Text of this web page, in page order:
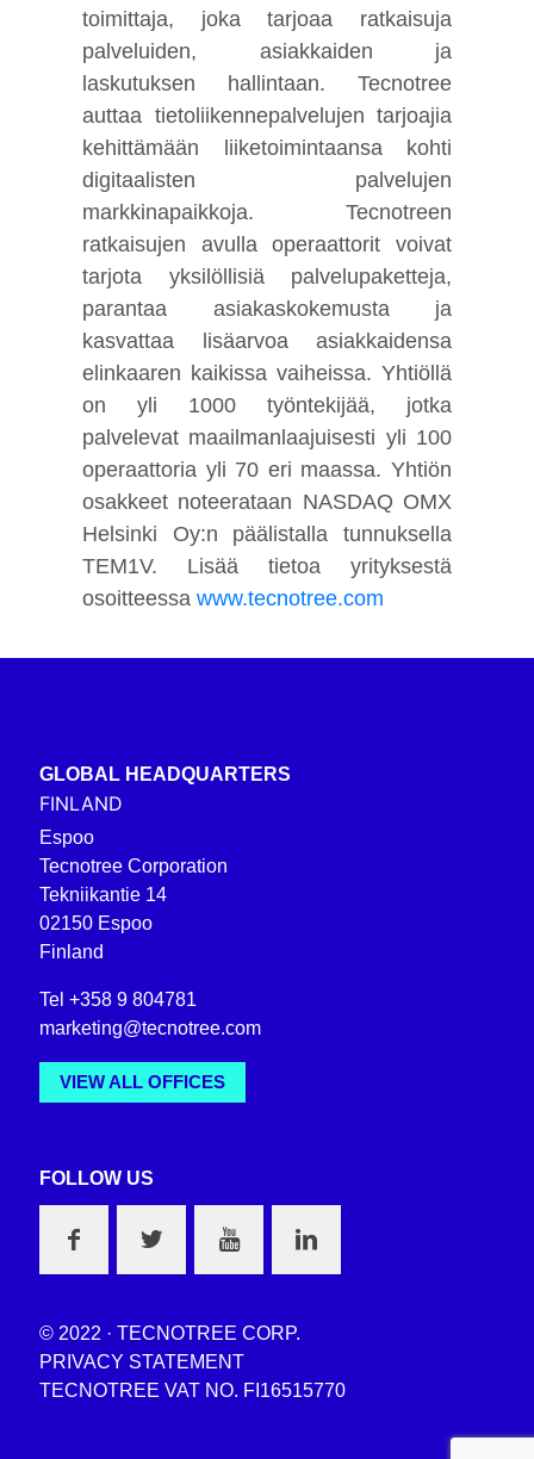
toimittaja, joka tarjoaa ratkaisuja
palveluiden, asiakkaiden ja
laskutuksen hallintaan. Tecnotree
auttaa tietoliikennepalvelujen tarjoajia
kehittämään liiketoimintaansa kohti
digitaalisten palvelujen
markkinapaikkoja. Tecnotreen
ratkaisujen avulla operaattorit voivat
tarjota yksilöllisiä palvelupaketteja,
parantaa asiakaskokemusta ja
kasvattaa lisäarvoa asiakkaidensa
elinkaaren kaikissa vaiheissa. Yhtiöllä
on yli 1000 työntekijää, jotka
palvelevat maailmanlaajuisesti yli 100
operaattoria yli 70 eri maassa. Yhtiön
osakkeet noteerataan NASDAQ OMX
Helsinki Oy:n päälistalla tunnuksella
TEM1V. Lisää tietoa yrityksestä
osoitteessawww.tecnotree.com
GLOBAL HEADQUARTERS
FINLAND
Espoo
Tecnotree Corporation
Tekniikantie 14
02150 Espoo
Finland
Tel +358 9 804781
marketing@tecnotree.com
VIEW ALL OFFICES
FOLLOW US
© 2022 · TECNOTREE CORP.
PRIVACY STATEMENT
TECNOTREE VAT NO. FI16515770